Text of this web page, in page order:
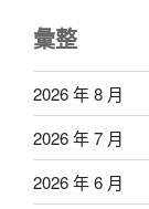
彙整
2026 年 8 月
2026 年 7 月
2026 年 6 月